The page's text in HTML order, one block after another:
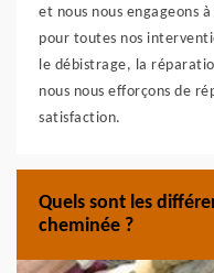
et nous nous engageons
pour toutes nos
le débistrage, la
nous nous efforçons de
satisfaction.
Quels sont les
cheminée ?